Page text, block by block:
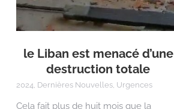
le Liban est menacé d’une
destruction totale
2024 Dernières Nouvelles Urgences
Cela fait plus de huit mois que la